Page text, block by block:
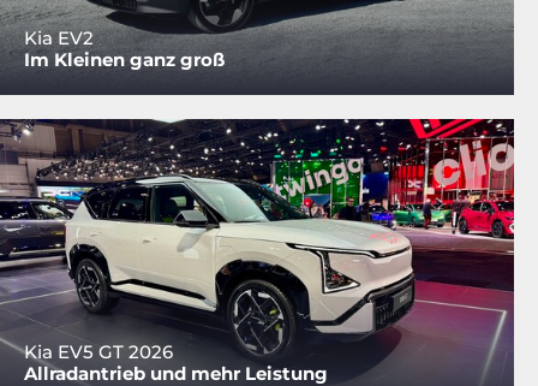
Kia EV2
Im Kleinen ganz groß
Kia EV5 GT 2026
Allradantrieb und mehr Leistung